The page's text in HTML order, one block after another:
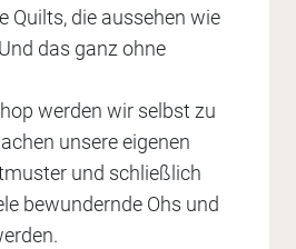
Quilts, die aussehen wie
das ganz ohne
werden wir selbst zu
unsere eigenen
und schließlich
bewundernde Ohs und